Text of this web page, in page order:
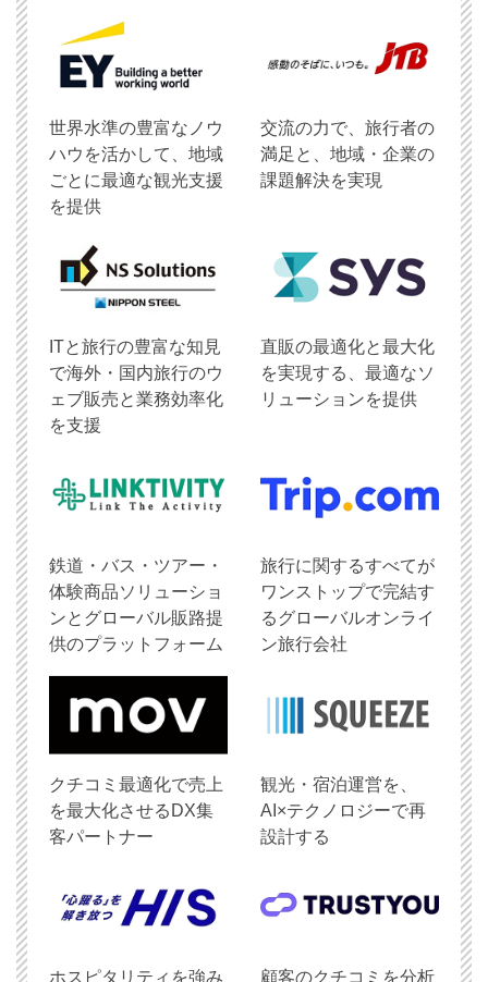
世界水準の豊富なノウ
ハウを活かして、地域
ごとに最適な観光支援
を提供
交流の力で、旅行者の
満足と、地域・企業の
課題解決を実現
ITと旅行の豊富な知見
で海外・国内旅行のウ
ェブ販売と業務効率化
を支援
直販の最適化と最大化
を実現する、最適なソ
リューションを提供
鉄道・バス・ツアー・
体験商品ソリューショ
ンとグローバル販路提
供のプラットフォーム
旅行に関するすべてが
ワンストップで完結す
るグローバルオンライ
ン旅行会社
クチコミ最適化で売上
を最大化させるDX集
客パートナー
観光・宿泊運営を、
AI×テクノロジーで再
設計する
ホスピタリティを強み 顧客のクチコミを分析